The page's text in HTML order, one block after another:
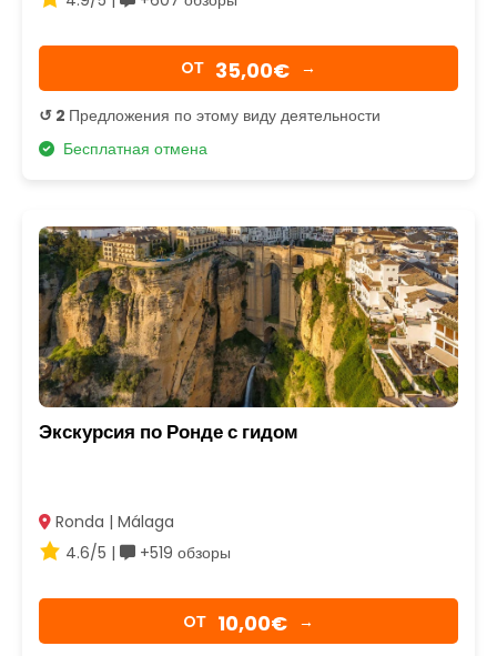
OТ 35,00€ →
↺ 2 Предложения по этому виду деятельности
Бесплатная отмена
Экскурсия по Ронде с гидом
Ronda | Málaga
4.6/5 |
+519 обзоры
OТ 10,00€ →